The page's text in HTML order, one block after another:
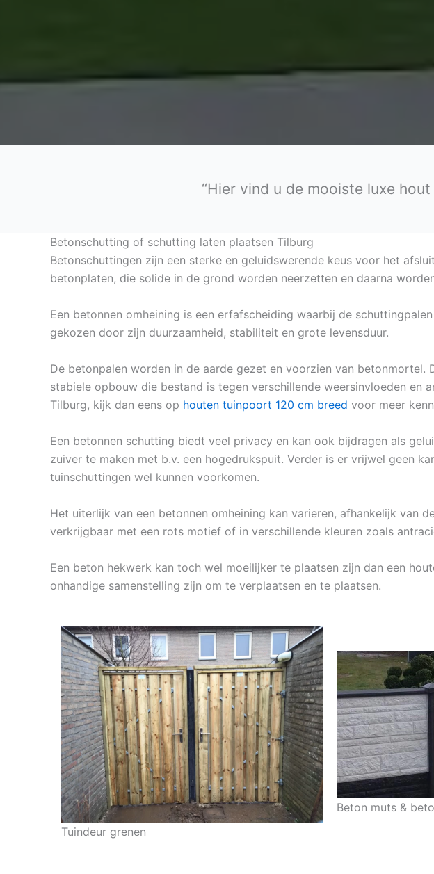
“Hier vind u de mooiste luxe
Betonschutting of schutting laten plaatsen Tilburg
Betonschuttingen zijn een sterke en geluidswerende keus voor het
betonplaten, die solide in de grond worden neerzetten en daarna
Een betonnen omheining is een erfafscheiding waarbij de
gekozen door zijn duurzaamheid, stabiliteit en grote levensduur.
De betonpalen worden in de aarde gezet en voorzien van
stabiele opbouw die bestand is tegen verschillende weersinvloeden en
Tilburg, kijk dan eens op houten tuinpoort 120 cm breed voor meer
Een betonnen schutting biedt veel privacy en kan ook bijdragen als
zuiver te maken met b.v. een hogedrukspuit. Verder is er vrijwel geen
tuinschuttingen wel kunnen voorkomen.
Het uiterlijk van een betonnen omheining kan varieren, afhankelijk van
verkrijgbaar met een rots motief of in verschillende kleuren zoals
Een beton hekwerk kan toch wel moeilijker te plaatsen zijn dan een
onhandige samenstelling zijn om te verplaatsen en te plaatsen.
Tuindeur grenen
Beton muts &